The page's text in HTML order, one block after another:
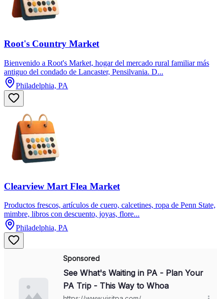
Root's Country Market
Bienvenido a Root's Market, hogar del mercado rural familiar más
antiguo del condado de Lancaster, Pensilvania. D...
Philadelphia, PA
Clearview Mart Flea Market
Productos frescos, artículos de cuero, calcetines, ropa de Penn State,
mimbre, libros con descuento, joyas, flore...
Philadelphia, PA